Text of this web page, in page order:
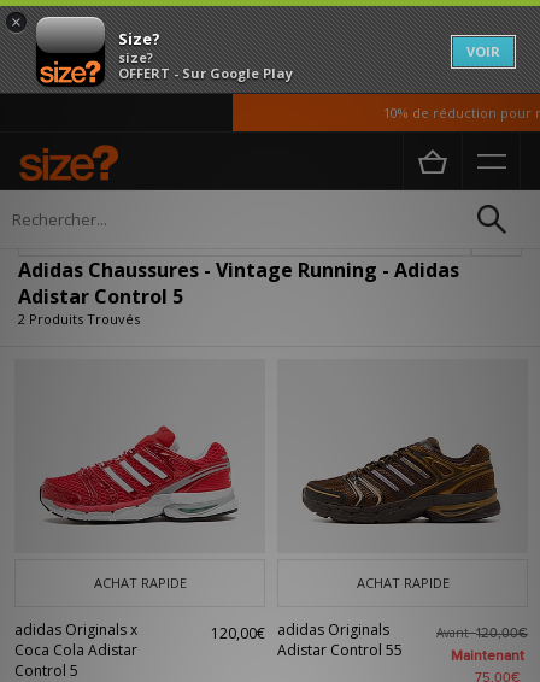
×
Size?
size?
OFFERT - Sur Google Play
VOIR
10% de réduction pour
Accueil Homme
Adidas Chaussures - Vintage Running - Adidas
Adistar Control 5
2 Produits Trouvés
ACHAT RAPIDE
adidas Originals x
Coca Cola Adistar
Control 5
120,00€
ACHAT RAPIDE
adidas Originals
Adistar Control 55
Avant120,00€
Maintenant
75,00€